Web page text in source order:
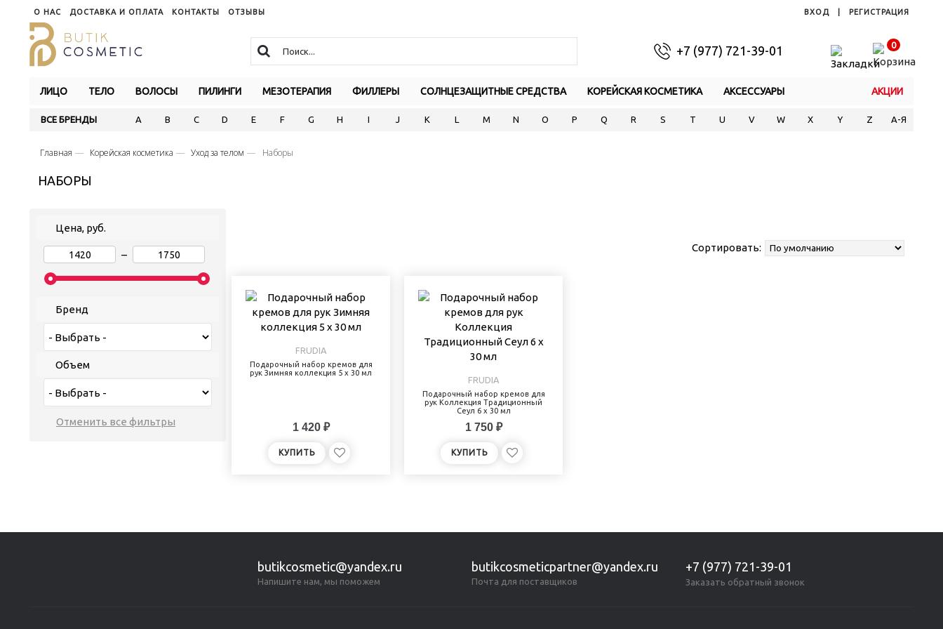
О НАС ДОСТАВКА И ОПЛАТА КОНТАКТЫ ОТЗЫВЫ ВХОД РЕГИСТРАЦИЯ
+7 (977) 721-39-01 0
ЛИЦО ТЕЛО ВОЛОСЫ ПИЛИНГИ МЕЗОТЕРАПИЯ ФИЛЛЕРЫ СОЛНЦЕЗАЩИТНЫЕ СРЕДСТВА КОРЕЙСКАЯ КОСМЕТИКА АКСЕССУАРЫ АКЦИИ
ВСЕ БРЕНДЫ A B C D E F G H I J K L M N O P Q R S T U V W X Y Z А-Я
Главная Корейская косметика Уход за телом Наборы
НАБОРЫ
Цена, руб.
–
Бренд
Объем
Сортировать:
FRUDIA
Подарочный набор кремов для
рук Зимняя коллекция 5 х 30 мл
1 420 ₽
КУПИТЬ
FRUDIA
Подарочный набор кремов для
рук Коллекция Традиционный
Сеул 6 х 30 мл
1 750 ₽
КУПИТЬ
butikcosmetic@yandex.ru
Напишите нам, мы поможем
butikcosmeticpartner@yandex.ru
Почта для поставщиков
+7 (977) 721-39-01
Заказать обратный звонок